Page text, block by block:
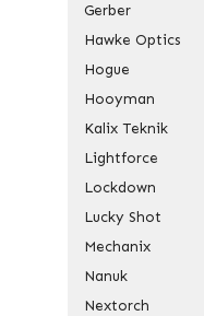
Gerber
Hawke Optics
Hogue
Hooyman
Kalix Teknik
Lightforce
Lockdown
Lucky Shot
Mechanix
Nanuk
Nextorch